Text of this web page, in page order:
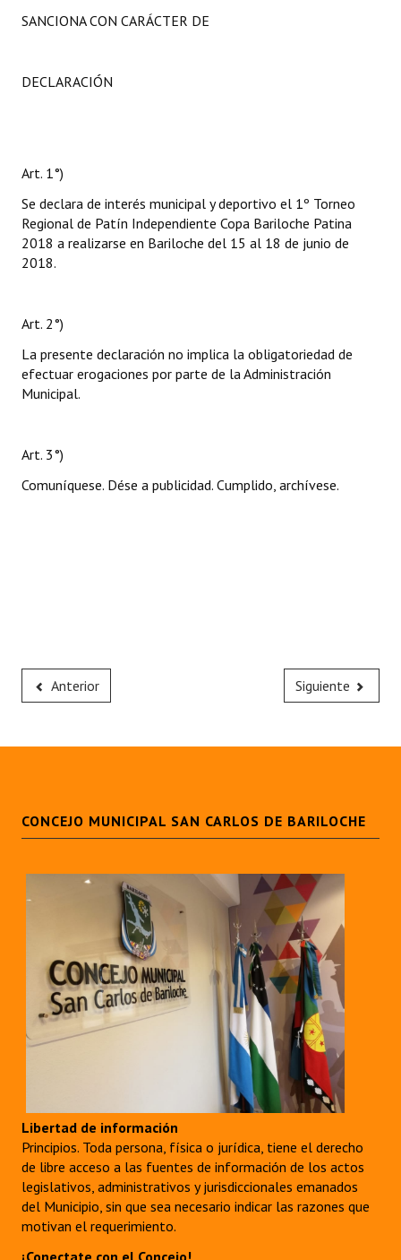
SANCIONA CON CARÁCTER DE
DECLARACIÓN
Art. 1°)
Se declara de interés municipal y deportivo el 1º Torneo
Regional de Patín Independiente Copa Bariloche Patina
2018 a realizarse en Bariloche del 15 al 18 de junio de
2018.
Art. 2°)
La presente declaración no implica la obligatoriedad de
efectuar erogaciones por parte de la Administración
Municipal.
Art. 3°)
Comuníquese. Dése a publicidad. Cumplido, archívese.
Anterior Siguiente
CONCEJO MUNICIPAL SAN CARLOS DE BARILOCHE
Libertad de información
Principios. Toda persona, física o jurídica, tiene el derecho
de libre acceso a las fuentes de información de los actos
legislativos, administrativos y jurisdiccionales emanados
del Municipio, sin que sea necesario indicar las razones que
motivan el requerimiento.
¡Conectate con el Concejo!